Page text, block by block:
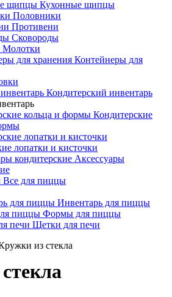
Кухонные щипцы
Половники
Противени
Сковороды
Молотки
Контейнеры для
Кондитерский инвентарь
Кондитерские
лопатки и кисточки
Аксессуары
Все для пиццы
Инвентарь для пиццы
Формы для пиццы
Щетки для печи
из стекла